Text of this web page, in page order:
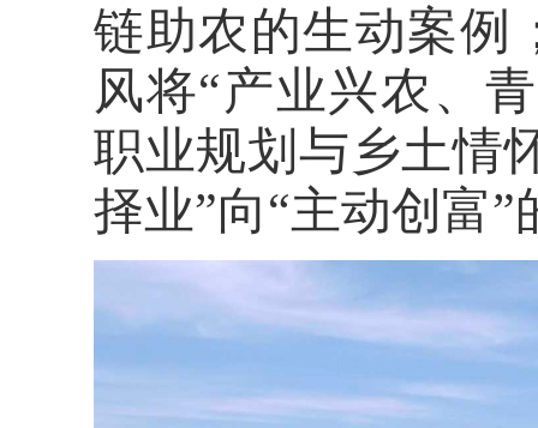
链助农的生动案例
风将“产业兴农、
职业规划与乡土情
择业”向“主动创富